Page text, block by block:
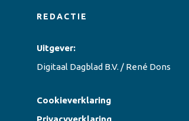
REDACTIE
Uitgever:
Digitaal Dagblad B.V. / René Dons
Cookieverklaring
Privacyverklaring